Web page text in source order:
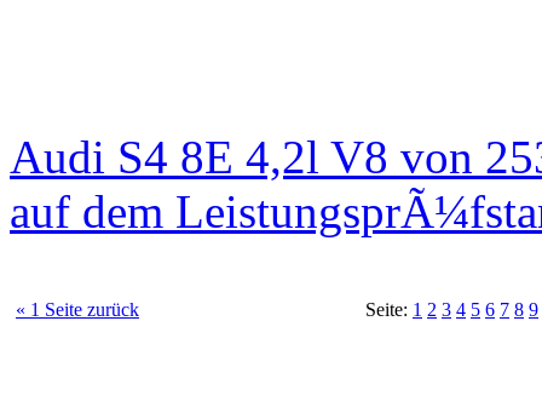
Audi S4 8E 4,2l V8 von
auf dem
« 1 Seite zurück Seite: 1 2 3 4 5 6 7 8 9